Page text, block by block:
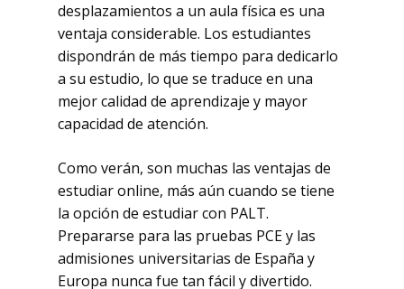
desplazamientos a un aula física es una
ventaja considerable. Los estudiantes
dispondrán de más tiempo para dedicarlo
a su estudio, lo que se traduce en una
mejor calidad de aprendizaje y mayor
capacidad de atención.
Como verán, son muchas las ventajas de
estudiar online, más aún cuando se tiene
la opción de estudiar con PALT.
Prepararse para las pruebas PCE y las
admisiones universitarias de España y
Europa nunca fue tan fácil y divertido.